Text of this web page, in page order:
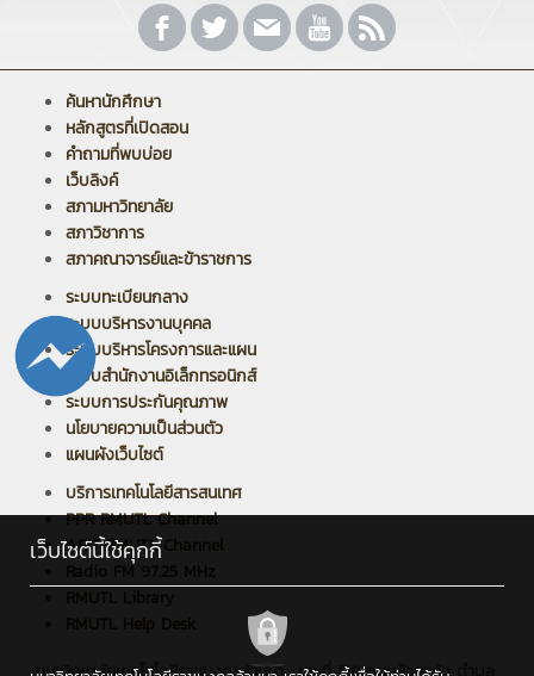
ค้นหานักศึกษา
หลักสูตรที่เปิดสอน
คำถามที่พบบ่อย
เว็บลิงค์
สภามหาวิทยาลัย
สภาวิชาการ
สภาคณาจารย์และข้าราชการ
ระบบทะเบียนกลาง
ระบบบริหารงานบุคคล
ระบบบริหารโครงการและแผน
ระบบสำนักงานอิเล็กทรอนิกส์
ระบบการประกันคุณภาพ
นโยบายความเป็นส่วนตัว
แผนผังเว็บไซต์
บริการเทคโนโลยีสารสนเทศ
PPR RMUTL Channel
ARIT RMUTL Channel
Radio FM 97.25 MHz
เว็บไซต์นี้ใช้คุกกี้